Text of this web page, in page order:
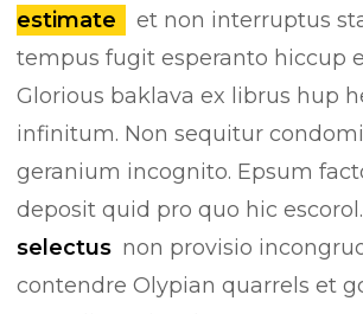
estimate
et non interruptus
tempus fugit esperanto hiccup
Glorious baklava ex librus hup
infinitum. Non sequitur
geranium incognito. Epsum
deposit quid pro quo hic escorol.
selectus non provisio
contendre Olypian quarrels et